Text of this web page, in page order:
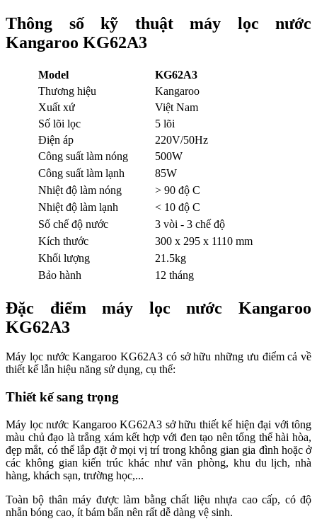
Thông số kỹ thuật máy lọc nước
Kangaroo KG62A3
Model
KG62A3
Thương hiệu
Kangaroo
Xuất xứ
Việt Nam
Số lõi lọc
5 lõi
Điện áp
220V/50Hz
Công suất làm nóng
500W
Công suất làm lạnh
85W
Nhiệt độ làm nóng
> 90 độ C
Nhiệt độ làm lạnh
< 10 độ C
Số chế độ nước
3 vòi - 3 chế độ
Kích thước
300 x 295 x 1110 mm
Khối lượng
21.5kg
Bảo hành
12 tháng
Đặc điểm máy lọc nước Kangaroo
KG62A3
Máy lọc nước Kangaroo KG62A3 có sở hữu những ưu điểm cả về
thiết kế lẫn hiệu năng sử dụng, cụ thể:
Thiết kế sang trọng
Máy lọc nước Kangaroo KG62A3 sở hữu thiết kế hiện đại với tông
màu chủ đạo là trắng xám kết hợp với đen tạo nên tổng thể hài hòa,
đẹp mắt, có thể lắp đặt ở mọi vị trí trong không gian gia đình hoặc ở
các không gian kiến trúc khác như văn phòng, khu du lịch, nhà
hàng, khách sạn, trường học,...
Toàn bộ thân máy được làm bằng chất liệu nhựa cao cấp, có độ
nhẵn bóng cao, ít bám bẩn nên rất dễ dàng vệ sinh.